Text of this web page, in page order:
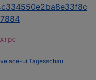
ui Tagesschau